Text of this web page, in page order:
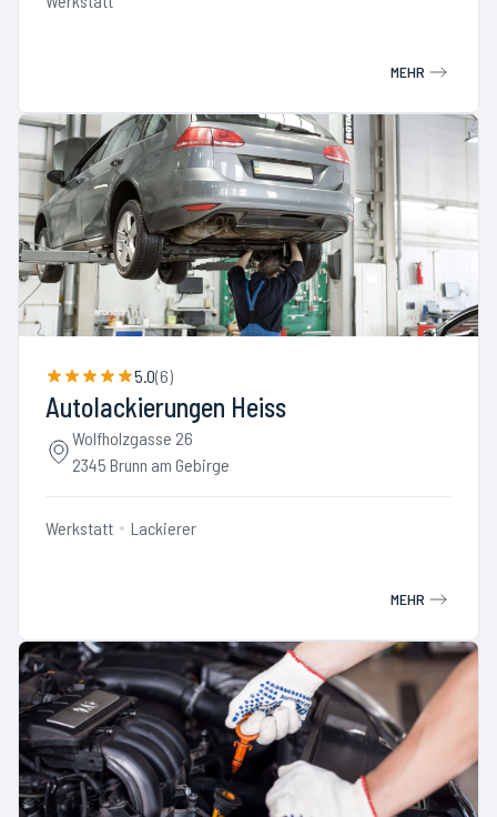
MEHR
5.0(6)
Autolackierungen Heiss
Wolfholzgasse 26
2345 Brunn am Gebirge
Werkstatt Lackierer
MEHR